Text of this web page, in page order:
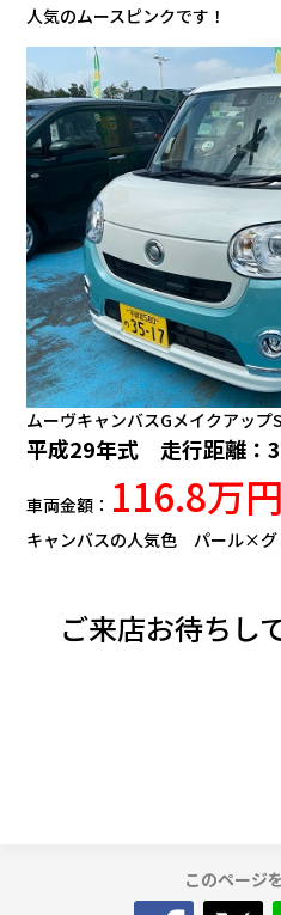
人気のムースピンクです！
ムーヴキャンバスGメイクアップ
平成29年式 走行距離：
車両金額： 116.8万円
キャンバスの人気色 パール×グ
ご来店お待ちし
このページ